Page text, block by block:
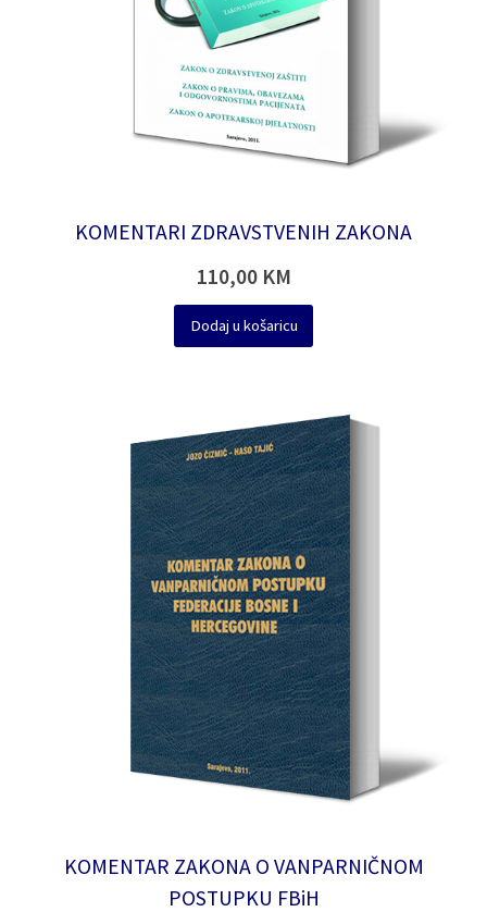
KOMENTARI ZDRAVSTVENIH ZAKONA
110,00 KM
Dodaj u košaricu
KOMENTAR ZAKONA O VANPARNIČNOM
POSTUPKU FBiH